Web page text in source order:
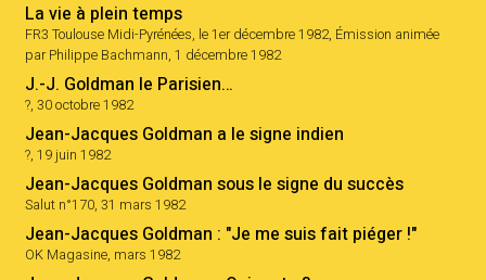
La vie à plein temps
FR3 Toulouse Midi-Pyrénées, le 1er décembre 1982, Émission animée
par Philippe Bachmann, 1 décembre 1982
J.-J. Goldman le Parisien…
?, 30 octobre 1982
Jean-Jacques Goldman a le signe indien
?, 19 juin 1982
Jean-Jacques Goldman sous le signe du succès
Salut n°170, 31 mars 1982
Jean-Jacques Goldman : "Je me suis fait piéger !"
OK Magasine, mars 1982